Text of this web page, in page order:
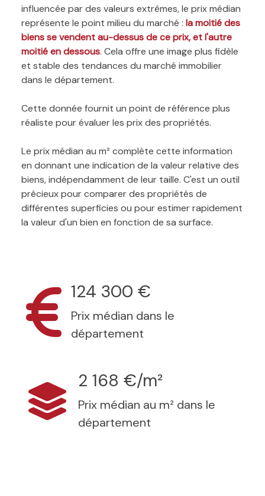
influencée par des valeurs extrêmes, le prix médian
représente le point milieu du marché : la moitié des
biens se vendent au-dessus de ce prix, et l'autre
moitié en dessous. Cela offre une image plus fidèle
et stable des tendances du marché immobilier
dans le département.
Cette donnée fournit un point de référence plus
réaliste pour évaluer les prix des propriétés.
Le prix médian au m² complète cette information
en donnant une indication de la valeur relative des
biens, indépendamment de leur taille. C'est un outil
précieux pour comparer des propriétés de
différentes superficies ou pour estimer rapidement
la valeur d'un bien en fonction de sa surface.
124 300 €
Prix médian dans le
département
2 168 €/m²
Prix médian au m² dans le
département